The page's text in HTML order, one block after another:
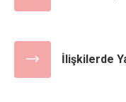
İlişkilerde